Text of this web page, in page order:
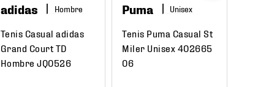
adidas Hombre
Tenis Casual adidas
Grand Court TD
Hombre JQ0526
Puma
Tenis Puma Casual St
Miler Unisex 402665
06